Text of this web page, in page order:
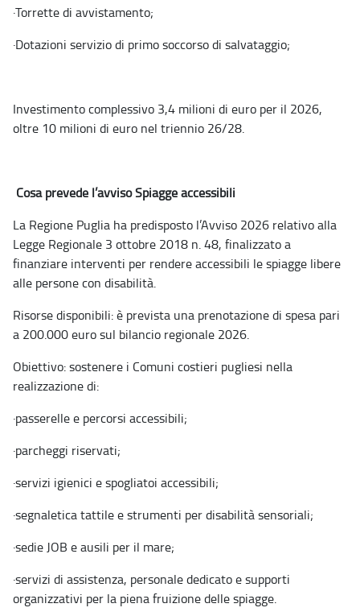
·Torrette di avvistamento;
·Dotazioni servizio di primo soccorso di salvataggio;
Investimento complessivo 3,4 milioni di euro per il 2026,
oltre 10 milioni di euro nel triennio 26/28.
Cosa prevede l’avviso Spiagge accessibili
La Regione Puglia ha predisposto l’Avviso 2026 relativo alla
Legge Regionale 3 ottobre 2018 n. 48, finalizzato a
finanziare interventi per rendere accessibili le spiagge libere
alle persone con disabilità.
Risorse disponibili: è prevista una prenotazione di spesa pari
a 200.000 euro sul bilancio regionale 2026.
Obiettivo: sostenere i Comuni costieri pugliesi nella
realizzazione di:
·passerelle e percorsi accessibili;
·parcheggi riservati;
·servizi igienici e spogliatoi accessibili;
·segnaletica tattile e strumenti per disabilità sensoriali;
·sedie JOB e ausili per il mare;
·servizi di assistenza, personale dedicato e supporti
organizzativi per la piena fruizione delle spiagge.